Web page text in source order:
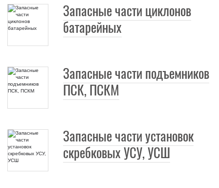
Запасные части циклонов
батарейных
Запасные части подъемников
ПСК, ПСКМ
Запасные части установок
скребковых УСУ, УСШ